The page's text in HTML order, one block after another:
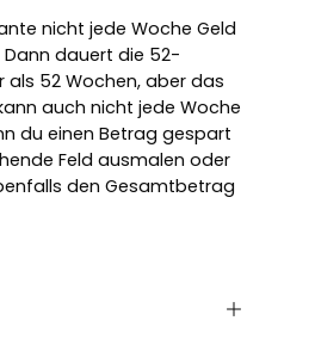
nicht jede Woche Geld
Dann dauert die 52-
52 Wochen, aber das
auch nicht jede Woche
du einen Betrag gespart
Feld ausmalen oder
den Gesamtbetrag